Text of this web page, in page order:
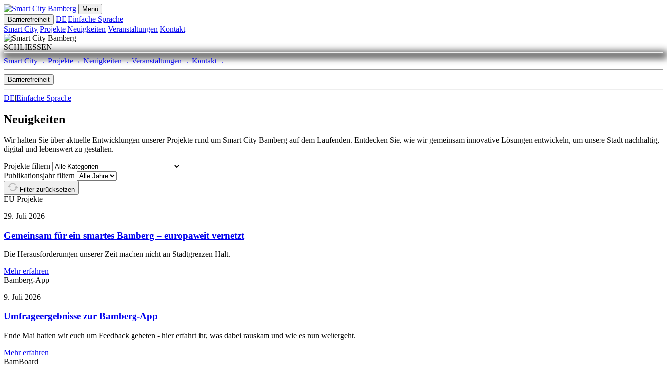
Menü
Barrierefreiheit
DE|Einfache Sprache
Smart City Projekte Neuigkeiten Veranstaltungen Kontakt
SCHLIESSEN
Smart City→ Projekte→ Neuigkeiten→ Veranstaltungen→ Kontakt→
Barrierefreiheit
DE|Einfache Sprache
Neuigkeiten
Wir halten Sie über aktuelle Entwicklungen unserer Projekte rund um Smart City Bamberg auf dem Laufenden. Entdecken Sie, wie wir gemeinsam innovative Lösungen entwickeln, um unsere Stadt nachhaltig,
digital und lebenswert zu gestalten.
Projekte filtern
Publikationsjahr filtern
Filter zurücksetzen
EU Projekte
29. Juli 2026
Gemeinsam für ein smartes Bamberg – europaweit vernetzt
Die Herausforderungen unserer Zeit machen nicht an Stadtgrenzen Halt.
Mehr erfahren
Bamberg-App
9. Juli 2026
Umfrageergebnisse zur Bamberg-App
Ende Mai hatten wir euch um Feedback gebeten - hier erfahrt ihr, was dabei rauskam und wie es nun weitergeht.
Mehr erfahren
BamBoard